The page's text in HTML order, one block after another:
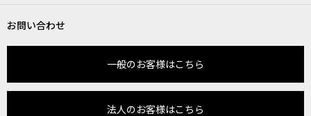
お問い合わせ
一般のお客様はこちら
法人のお客様はこちら